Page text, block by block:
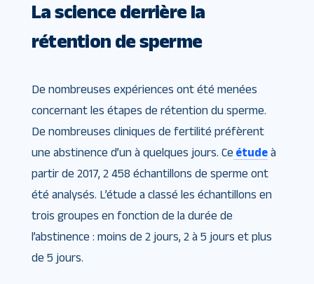
La science derrière la
rétention de sperme
De nombreuses expériences ont été menées
concernant les étapes de rétention du sperme.
De nombreuses cliniques de fertilité préfèrent
une abstinence d’un à quelques jours. Ce étudeà
partir de 2017, 2 458 échantillons de sperme ont
été analysés. L’étude a classé les échantillons en
trois groupes en fonction de la durée de
l’abstinence : moins de 2 jours, 2 à 5 jours et plus
de 5 jours.